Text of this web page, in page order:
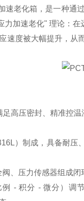
速老化箱，是一种通
力加速老化" 理论：
速度被大幅提升，
高压密封、精准控温
）制成，具备耐压
、压力传感器组成闭
例 - 积分 - 微分）调